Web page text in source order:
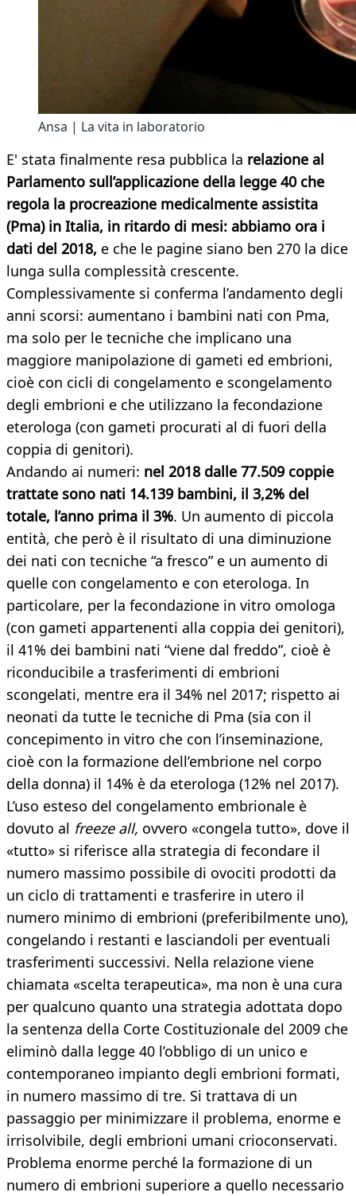
Ansa | La vita in laboratorio
E' stata finalmente resa pubblica la relazione al
Parlamento sull’applicazione della legge 40 che
regola la procreazione medicalmente assistita
(Pma) in Italia, in ritardo di mesi: abbiamo ora i
dati del 2018, e che le pagine siano ben 270 la dice
lunga sulla complessità crescente.
Complessivamente si conferma l’andamento degli
anni scorsi: aumentano i bambini nati con Pma,
ma solo per le tecniche che implicano una
maggiore manipolazione di gameti ed embrioni,
cioè con cicli di congelamento e scongelamento
degli embrioni e che utilizzano la fecondazione
eterologa (con gameti procurati al di fuori della
coppia di genitori).
Andando ai numeri: nel 2018 dalle 77.509 coppie
trattate sono nati 14.139 bambini, il 3,2% del
totale, l’anno prima il 3%. Un aumento di piccola
entità, che però è il risultato di una diminuzione
dei nati con tecniche “a fresco” e un aumento di
quelle con congelamento e con eterologa. In
particolare, per la fecondazione in vitro omologa
(con gameti appartenenti alla coppia dei genitori),
il 41% dei bambini nati “viene dal freddo”, cioè è
riconducibile a trasferimenti di embrioni
scongelati, mentre era il 34% nel 2017; rispetto ai
neonati da tutte le tecniche di Pma (sia con il
concepimento in vitro che con l’inseminazione,
cioè con la formazione dell’embrione nel corpo
della donna) il 14% è da eterologa (12% nel 2017).
L’uso esteso del congelamento embrionale è
dovuto al freeze all, ovvero «congela tutto», dove il
«tutto» si riferisce alla strategia di fecondare il
numero massimo possibile di ovociti prodotti da
un ciclo di trattamenti e trasferire in utero il
numero minimo di embrioni (preferibilmente uno),
congelando i restanti e lasciandoli per eventuali
trasferimenti successivi. Nella relazione viene
chiamata «scelta terapeutica», ma non è una cura
per qualcuno quanto una strategia adottata dopo
la sentenza della Corte Costituzionale del 2009 che
eliminò dalla legge 40 l’obbligo di un unico e
contemporaneo impianto degli embrioni formati,
in numero massimo di tre. Si trattava di un
passaggio per minimizzare il problema, enorme e
irrisolvibile, degli embrioni umani crioconservati.
Problema enorme perché la formazione di un
numero di embrioni superiore a quello necessario